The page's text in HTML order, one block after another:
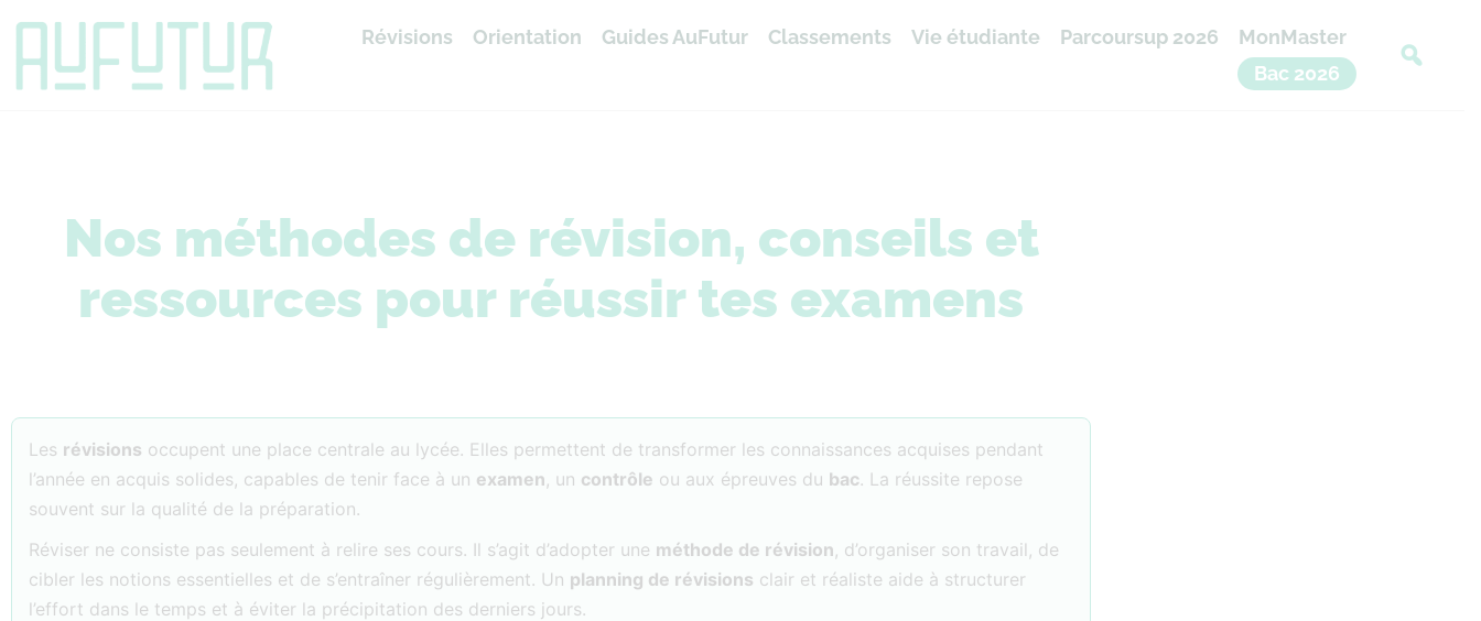
Révisions Orientation Guides AuFutur Classements Vie étudiante Parcoursup 2026
MonMaster
Bac 2026
Nos méthodes de révision, conseils et
ressources pour réussir tes examens
Les révisions occupent une place centrale au lycée. Elles permettent de transformer les connaissances acquises pendant
l’année en acquis solides, capables de tenir face à un examen, un contrôle ou aux épreuves du bac. La réussite repose
souvent sur la qualité de la préparation.
Réviser ne consiste pas seulement à relire ses cours. Il s’agit d’adopter une méthode de révision, d’organiser son travail, de
cibler les notions essentielles et de s’entraîner régulièrement. Un planning de révisions clair et réaliste aide à structurer
l’effort dans le temps et à éviter la précipitation des derniers jours.